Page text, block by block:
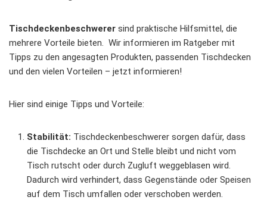
Tischdeckenbeschwerer sind praktische Hilfsmittel, die
mehrere Vorteile bieten. Wir informieren im Ratgeber mit
Tipps zu den angesagten Produkten, passenden Tischdecken
und den vielen Vorteilen – jetzt informieren!
Hier sind einige Tipps und Vorteile:
Stabilität: Tischdeckenbeschwerer sorgen dafür, dass
die Tischdecke an Ort und Stelle bleibt und nicht vom
Tisch rutscht oder durch Zugluft weggeblasen wird.
Dadurch wird verhindert, dass Gegenstände oder Speisen
auf dem Tisch umfallen oder verschoben werden.